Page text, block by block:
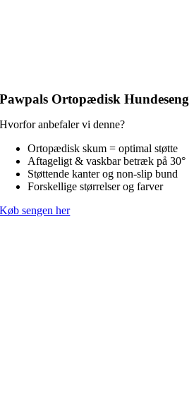
Pawpals Ortopædisk Hundeseng
Hvorfor anbefaler vi denne?
Ortopædisk skum = optimal støtte
Aftageligt & vaskbar betræk på 30°
Støttende kanter og non-slip bund
Forskellige størrelser og farver
Køb sengen her